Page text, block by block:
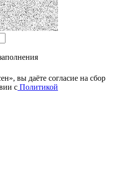
вы даёте cогласие на сбор
с Политикой